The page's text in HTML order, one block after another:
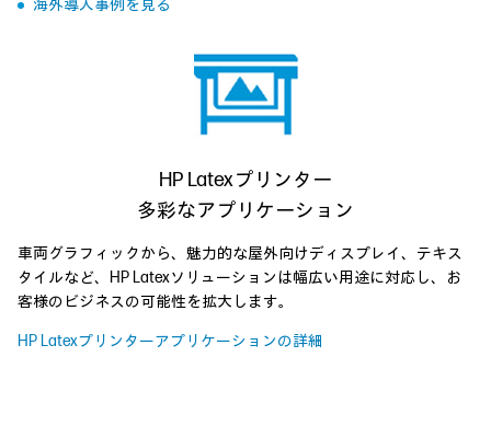
海外導入事例を見る
HP Latexプリンター
多彩なアプリケーション
車両グラフィックから、魅力的な屋外向けディスプレイ、テキス
タイルなど、HP Latexソリューションは幅広い用途に対応し、お
客様のビジネスの可能性を拡大します。
HP Latexプリンターアプリケーションの詳細